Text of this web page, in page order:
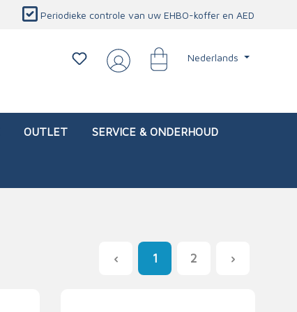
Periodieke controle van uw EHBO-koffer en AED
Nederlands
OUTLET SERVICE & ONDERHOUD
Interventietassen (leeg)
Oogletsels
Persoonlijke beschermproducten
Service & onderhoud
1 2